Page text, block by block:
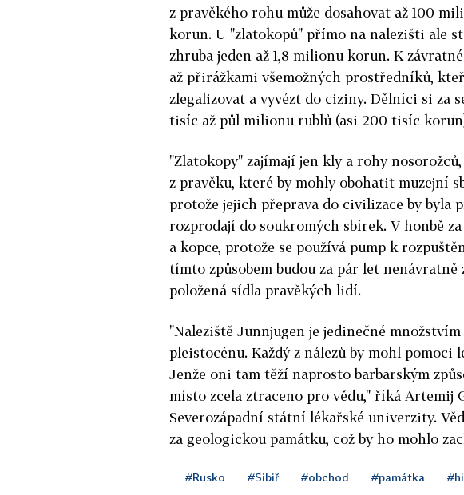
z pravěkého rohu může dosahovat až 100
korun. U "zlatokopů" přímo na nalezišti ale
zhruba jeden až 1,8 milionu korun. K
až přirážkami všemožných prostředníků,
zlegalizovat a vyvézt do ciziny. Dělníci si za
tisíc až půl milionu rublů (asi 200 tisíc
"Zlatokopy" zajímají jen kly a rohy
z pravěku, které by mohly obohatit muzejní
protože jejich přeprava do civilizace by byla
rozprodají do soukromých sbírek. V honbě
a kopce, protože se používá pump k
tímto způsobem budou za pár let
položená sídla pravěkých lidí.
"Naleziště Junnjugen je jedinečné
pleistocénu. Každý z nálezů by mohl pomoci
Jenže oni tam těží naprosto barbarským
místo zcela ztraceno pro vědu," říká Artemij
Severozápadní státní lékařské univerzity.
za geologickou památku, což by ho mohlo
#Rusko #Sibiř #obchod #památka